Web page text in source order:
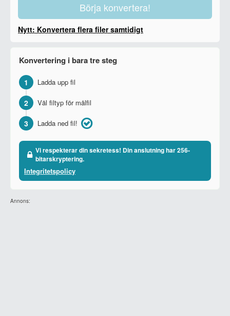
Börja konvertera!
Nytt: Konvertera flera filer samtidigt
Konvertering i bara tre steg
1 Ladda upp fil
2 Väl filtyp för målfil
3 Ladda ned fil!
Vi respekterar din sekretess! Din anslutning har 256-
bitarskryptering.
Integritetspolicy
Annons: